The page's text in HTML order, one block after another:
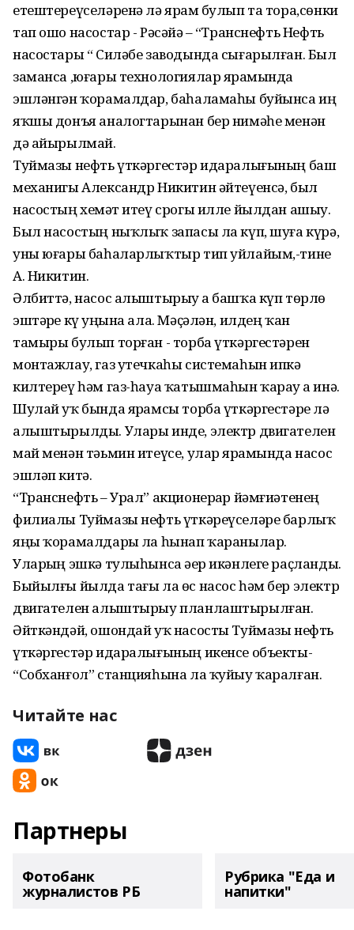
етештереүселәренә лә ярҙам булып та тора,сөнки
тап ошо насостар - Рәсәйҙә – “Транснефть Нефть
насостары “ Силәбе заводында сығарылған. Был
заманса ,юғары технологиялар ярҙамында
эшләнгән ҡорамалдар, баһаламаһы буйынса иң
яҡшы донъя аналогтарынан бер нимәһе менән
дә айырылмай.
Туймазы нефть үткәргестәр идаралығының баш
механигы Александр Никитин әйтеүенсә, был
насостың хеҙмәт итеү срогы илле йылдан ашыу.
Был насостың ныҡлыҡ запасы ла күп, шуға күрә,
уны юғары баһаларлыҡтыр тип уйлайым,-тине
А. Никитин.
Әлбиттә, насос алыштырыу ҙа башҡа күп төрлө
эштәрҙе күҙ уңына ала. Мәҫәлән, илдең ҡан
тамыры булып торған - торба үткәргестәрен
монтажлау, газ утечкаһы системаһын ипкә
килтереү һәм газ-һауа ҡатышмаһын ҡарау ҙа инә.
Шулай уҡ бында ярҙамсы торба үткәргестәре лә
алыштырылды. Улары инде, электр двигателен
май менән тәьмин итеүсе, улар ярҙамында насос
эшләп китә.
“Транснефть – Урал” акционерҙар йәмғиәтенең
филиалы Туймазы нефть үткәреүселәре барлыҡ
яңы ҡорамалдарҙы ла һынап ҡаранылар.
Уларҙың эшкә тулыһынса әҙер икәнлеге раҫланды.
Быйылғы йылда тағы ла өс насос һәм бер электр
двигателен алыштырыу планлаштырылған.
Әйткәндәй, ошондай уҡ насосты Туймазы нефть
үткәргестәр идаралығының икенсе объекты-
“Собханғол” станцияһына ла ҡуйыу ҡаралған.
Читайте нас
Партнеры
Фотобанк
журналистов РБ
Рубрика "Еда и
напитки"